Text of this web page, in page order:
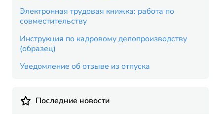
Электронная трудовая книжка: работа по
совместительству
Инструкция по кадровому делопроизводству
(образец)
Уведомление об отзыве из отпуска
Последние новости